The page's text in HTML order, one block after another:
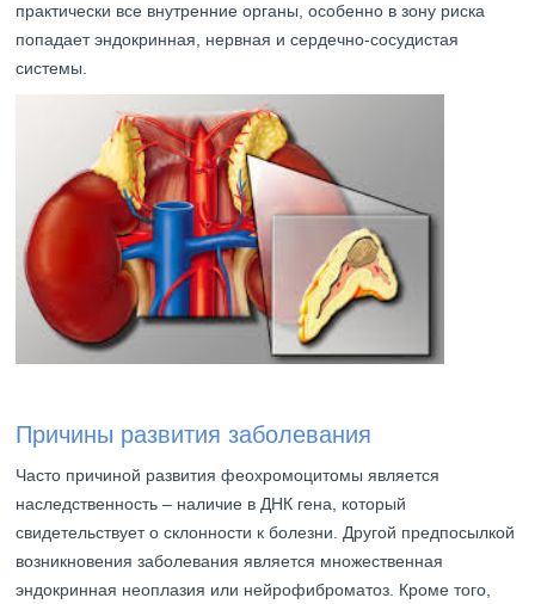
практически все внутренние органы, особенно в зону риска
попадает эндокринная, нервная и сердечно-сосудистая
системы.
Причины развития заболевания
Часто причиной развития феохромоцитомы является
наследственность – наличие в ДНК гена, который
свидетельствует о склонности к болезни. Другой предпосылкой
возникновения заболевания является множественная
эндокринная неоплазия или нейрофиброматоз. Кроме того,